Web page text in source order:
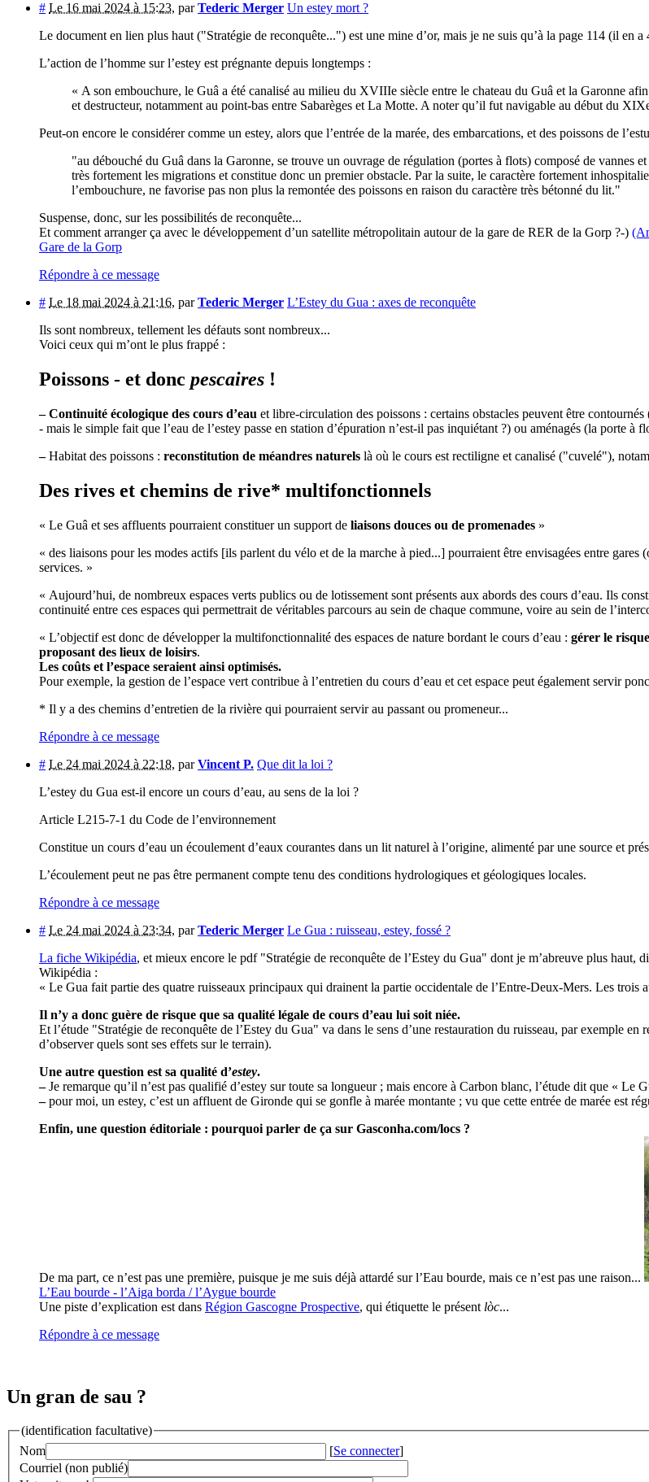
# Le 16 mai 2024 à 15:23, parTederic Merger Un estey mort ?
Le document en lien plus haut ("Stratégie de reconquête...") est une mine d’or, mais je ne suis qu’à la page 114 (il en a
L’action de l’homme sur l’estey est prégnante depuis longtemps :
« A son embouchure, le Guâ a été canalisé au milieu du XVIIIe siècle entre le chateau du Guâ et la Garonne
et destructeur, notamment au point-bas entre Sabarèges et La Motte. A noter qu’il fut navigable au début du
Peut-on encore le considérer comme un estey, alors que l’entrée de la marée, des embarcations, et des poissons de
"au débouché du Guâ dans la Garonne, se trouve un ouvrage de régulation (portes à flots) composé de vannes
très fortement les migrations et constitue donc un premier obstacle. Par la suite, le caractère fortement
l’embouchure, ne favorise pas non plus la remontée des poissons en raison du caractère très bétonné du lit."
Suspense, donc, sur les possibilités de reconquête...
Et comment arranger ça avec le développement d’un satellite métropolitain autour de la gare de RER de la Gorp ?-)
Gare de la Gorp
Répondre à ce message
# Le 18 mai 2024 à 21:16, parTederic Merger L’Estey du Gua : axes de reconquête
Ils sont nombreux, tellement les défauts sont nombreux...
Voici ceux qui m’ont le plus frappé :
Poissons - et donc pescaires !
– Continuité écologique des cours d’eau et libre-circulation des poissons : certains obstacles peuvent être
- mais le simple fait que l’eau de l’estey passe en station d’épuration n’est-il pas inquiétant ?) ou aménagés (la porte à
–Habitat des poissons : reconstitution de méandres naturels là où le cours est rectiligne et canalisé ("cuvelé"),
Des rives et chemins de rive* multifonctionnels
« Le Guâ et ses affluents pourraient constituer un support de liaisons douces ou de promenades »
« des liaisons pour les modes actifs [ils parlent du vélo et de la marche à pied...] pourraient être envisagées entre
services. »
« Aujourd’hui, de nombreux espaces verts publics ou de lotissement sont présents aux abords des cours d’eau. Ils
continuité entre ces espaces qui permettrait de véritables parcours au sein de chaque commune, voire au sein de
« L’objectif est donc de développer la multifonctionnalité des espaces de nature bordant le cours d’eau : gérer le
proposant des lieux de loisirs.
Les coûts et l’espace seraient ainsi optimisés.
Pour exemple, la gestion de l’espace vert contribue à l’entretien du cours d’eau et cet espace peut également servir
* Il y a des chemins d’entretien de la rivière qui pourraient servir au passant ou promeneur...
Répondre à ce message
# Le 24 mai 2024 à 22:18, parVincent P. Que dit la loi ?
L’estey du Gua est-il encore un cours d’eau, au sens de la loi ?
Article L215-7-1 du Code de l’environnement
Constitue un cours d’eau un écoulement d’eaux courantes dans un lit naturel à l’origine, alimenté par une source et
L’écoulement peut ne pas être permanent compte tenu des conditions hydrologiques et géologiques locales.
Répondre à ce message
# Le 24 mai 2024 à 23:34, parTederic Merger Le Gua : ruisseau, estey, fossé ?
La fiche Wikipédia, et mieux encore le pdf "Stratégie de reconquête de l’Estey du Gua" dont je m’abreuve plus haut,
Wikipédia :
« Le Gua fait partie des quatre ruisseaux principaux qui drainent la partie occidentale de l’Entre-Deux-Mers. Les trois
Il n’y a donc guère de risque que sa qualité légale de cours d’eau lui soit niée.
Et l’étude "Stratégie de reconquête de l’Estey du Gua" va dans le sens d’une restauration du ruisseau, par exemple
d’observer quels sont ses effets sur le terrain).
Une autre question est sa qualité d’estey.
–Je remarque qu’il n’est pas qualifié d’estey sur toute sa longueur ; mais encore à Carbon blanc, l’étude dit que « Le
–pour moi, un estey, c’est un affluent de Gironde qui se gonfle à marée montante ; vu que cette entrée de marée est
Enfin, une question éditoriale : pourquoi parler de ça sur Gasconha.com/locs ?
De ma part, ce n’est pas une première, puisque je me suis déjà attardé sur l’Eau bourde, mais ce n’est pas une raison...
L’Eau bourde - l’Aiga borda / l’Aygue bourde
Une piste d’explication est dans Région Gascogne Prospective, qui étiquette le présent lòc...
Répondre à ce message
Un gran de sau ?
(identification facultative)
Nom
[Se connecter]
Courriel (non publié)